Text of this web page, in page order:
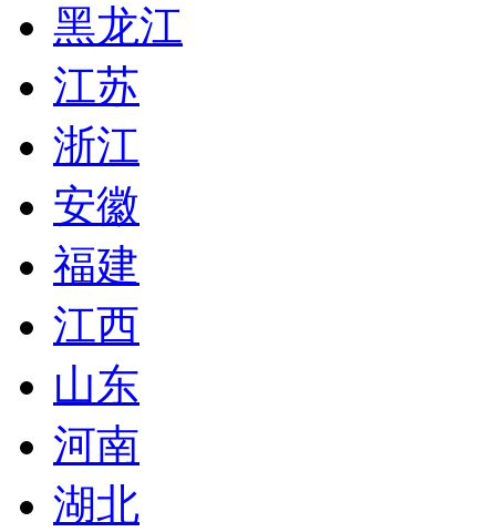
黑龙江
江苏
浙江
安徽
福建
江西
山东
河南
湖北